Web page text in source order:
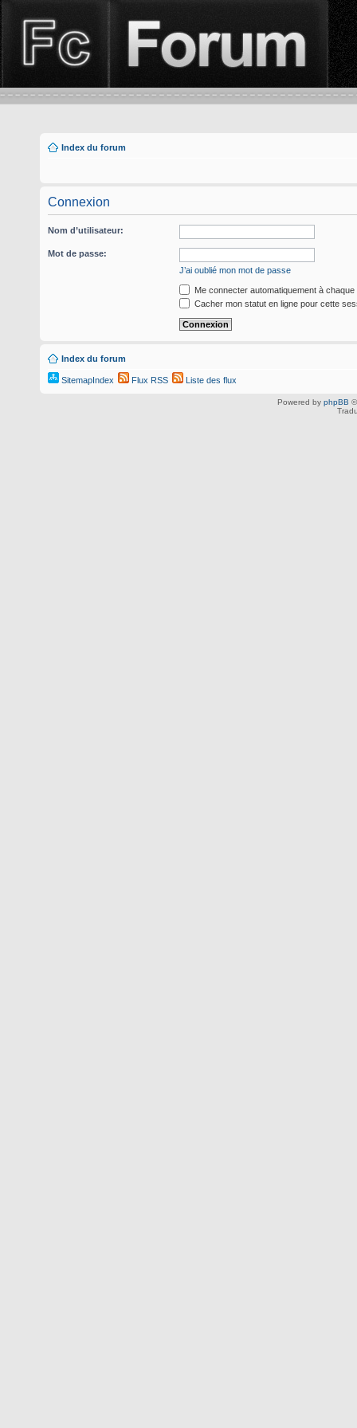
Index du forum
Connexion
Nom d’utilisateur:
Mot de passe:
J’ai oublié mon mot de passe
Me connecter automatiquement à chaque
Cacher mon statut en ligne pour cette
Index du forum
SitemapIndex Flux RSS Liste des flux
Powered by phpBB